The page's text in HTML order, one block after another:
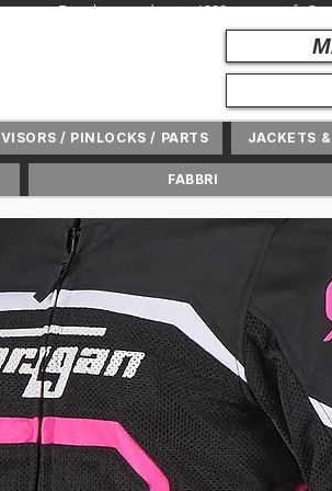
+ Distributeur depuis 1982 + info@
VISORS / PINLOCKS / PARTS JACKETS
FABBRI